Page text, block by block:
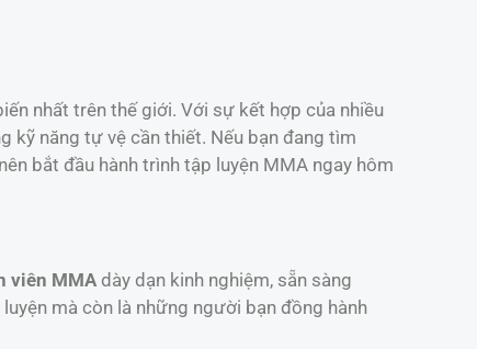
nhất trên thế giới. Với sự kết hợp của nhiều
kỹ năng tự vệ cần thiết. Nếu bạn đang tìm
bắt đầu hành trình tập luyện MMA ngay hôm
viên MMA dày dạn kinh nghiệm, sẵn sàng
mà còn là những người bạn đồng hành